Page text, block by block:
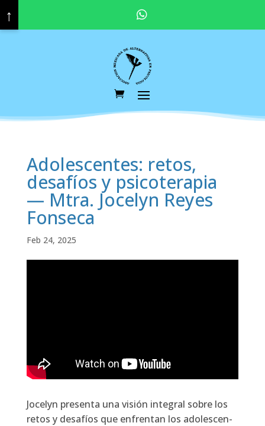
Adolescentes: retos,
desafíos y psicoterapia
— Mtra. Jocelyn Reyes
Fonseca
Feb 24, 2025
Jocelyn pre­sen­ta una visión inte­gral sobre los
retos y desa­fíos que enfren­tan los ado­les­cen­
↑